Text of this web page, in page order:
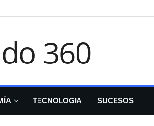
TECNOLOGIA SUCESOS